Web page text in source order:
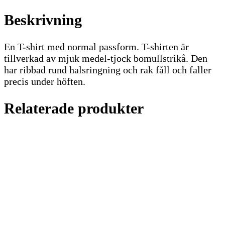
Beskrivning
En T-shirt med normal passform. T-shirten är
tillverkad av mjuk medel-tjock bomullstrikå. Den
har ribbad rund halsringning och rak fåll och faller
precis under höften.
Relaterade produkter